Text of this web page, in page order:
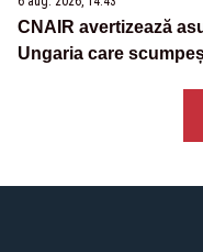
CNAIR avertizează
Ungaria care